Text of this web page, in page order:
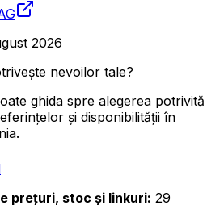
2026
nevoilor tale?
ghida spre alegerea potrivită
și disponibilității în
prețuri, stoc și linkuri: 29